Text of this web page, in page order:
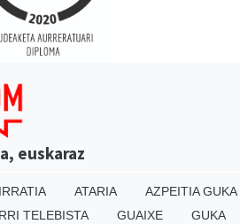
euskaraz
ATARIA AZPEITIA GUKA
TELEBISTA GUAIXE GUKA